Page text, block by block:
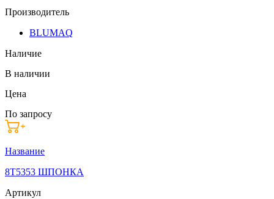
Производитель
BLUMAQ
Наличие
В наличии
Цена
По запросу
Название
8T5353 ШПОНКА
Артикул